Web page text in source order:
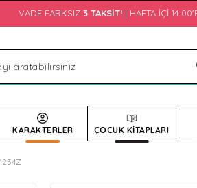
VADE FARKSIZ 3 TAKSIT! | HAFTA İÇI 14:00'E
KARAKTERLER ÇOCUK KİTAPLARI